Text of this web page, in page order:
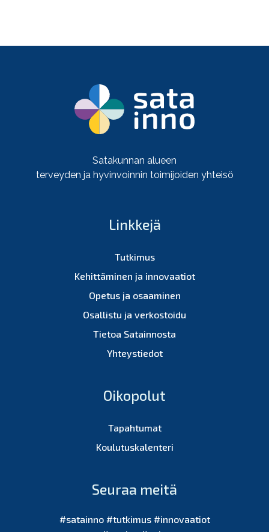
Satakunnan alueen
terveyden ja hyvinvoinnin toimijoiden yhteisö
Linkkejä
Tutkimus
Kehittäminen ja innovaatiot
Opetus ja osaaminen
Osallistu ja verkostoidu
Tietoa Satainnosta
Yhteystiedot
Oikopolut
Tapahtumat
Koulutuskalenteri
Seuraa meitä
#satainno #tutkimus #innovaatiot